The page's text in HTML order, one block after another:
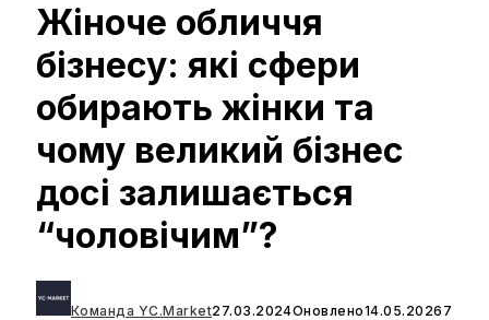
Жіноче обличчя
бізнесу: які сфери
обирають жінки та
чому великий бізнес
досі залишається
“чоловічим”?
Команда YC.Market27.03.2024Оновлено14.05.2026 7